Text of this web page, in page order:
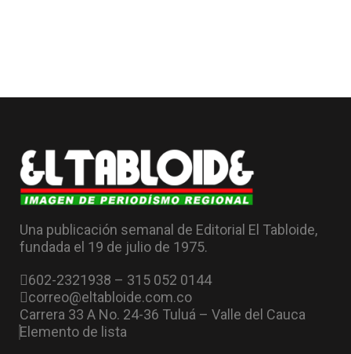
Una publicación semanal de Editorial El Tabloide,
fundada el 19 de julio de 1975.
602-2321938 – 315 052 0144
correo@eltabloide.com.co
Carrera 33 A No. 24-36 Tuluá – Valle del Cauca
Elemento de lista